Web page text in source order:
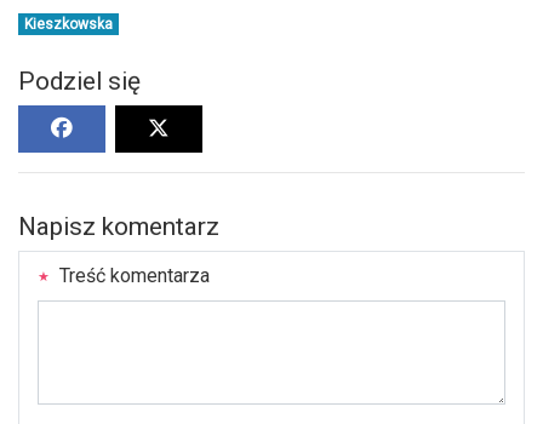
Kieszkowska
Podziel się
Napisz komentarz
Treść komentarza